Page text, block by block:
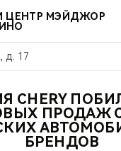
ЦЕНТР МЭЙДЖОР
д. 17
МОДЕЛИ
ПОКУПАТЕЛЯМ
ВЛАДЕЛЬЦАМ
МИР CHERY
АКЦИИ
ОНЛАЙН СЕРВИСЫ
О КОМПАНИИ
CHERY
ПРОДАЖ
БРЕНДОВ